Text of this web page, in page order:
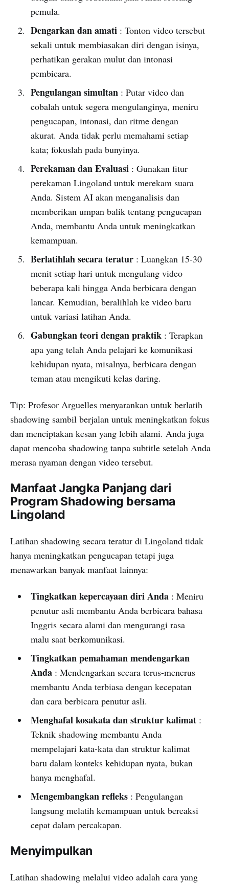
pemula.
Dengarkan dan amati: Tonton video tersebut
sekali untuk membiasakan diri dengan isinya,
perhatikan gerakan mulut dan intonasi
pembicara.
Pengulangan simultan: Putar video dan
cobalah untuk segera mengulanginya, meniru
pengucapan, intonasi, dan ritme dengan
akurat. Anda tidak perlu memahami setiap
kata; fokuslah pada bunyinya.
Perekaman dan Evaluasi: Gunakan fitur
perekaman Lingoland untuk merekam suara
Anda. Sistem AI akan menganalisis dan
memberikan umpan balik tentang pengucapan
Anda, membantu Anda untuk meningkatkan
kemampuan.
Berlatihlah secara teratur: Luangkan 15-30
menit setiap hari untuk mengulang video
beberapa kali hingga Anda berbicara dengan
lancar. Kemudian, beralihlah ke video baru
untuk variasi latihan Anda.
Gabungkan teori dengan praktik: Terapkan
apa yang telah Anda pelajari ke komunikasi
kehidupan nyata, misalnya, berbicara dengan
teman atau mengikuti kelas daring.
Tip: Profesor Arguelles menyarankan untuk berlatih
shadowing sambil berjalan untuk meningkatkan fokus
dan menciptakan kesan yang lebih alami. Anda juga
dapat mencoba shadowing tanpa subtitle setelah Anda
merasa nyaman dengan video tersebut.
Manfaat Jangka Panjang dari
Program Shadowing bersama
Lingoland
Latihan shadowing secara teratur di Lingoland tidak
hanya meningkatkan pengucapan tetapi juga
menawarkan banyak manfaat lainnya:
Tingkatkan kepercayaan diri Anda: Meniru
penutur asli membantu Anda berbicara bahasa
Inggris secara alami dan mengurangi rasa
malu saat berkomunikasi.
Tingkatkan pemahaman mendengarkan
Anda: Mendengarkan secara terus-menerus
membantu Anda terbiasa dengan kecepatan
dan cara berbicara penutur asli.
Menghafal kosakata dan struktur kalimat:
Teknik shadowing membantu Anda
mempelajari kata-kata dan struktur kalimat
baru dalam konteks kehidupan nyata, bukan
hanya menghafal.
Mengembangkan refleks: Pengulangan
langsung melatih kemampuan untuk bereaksi
cepat dalam percakapan.
Menyimpulkan
Latihan shadowing melalui video adalah cara yang